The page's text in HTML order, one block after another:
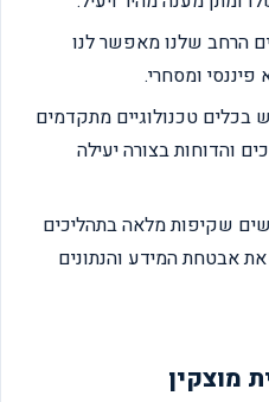
הרחב שלנו מאפשר לנו
ומסחרי.
טכנולוגיים מתקדמים
והדוחות בצורה יעילה
שקיפות מלאה בתהליכים
אבטחת המידע והנתונים
מוצקין